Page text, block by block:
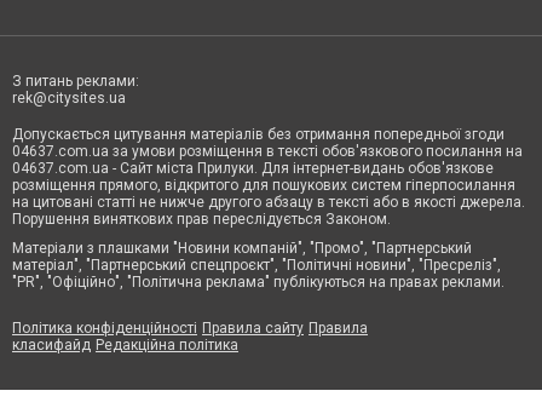
З питань реклами:
rek@citysites.ua
Допускається цитування матеріалів без отримання попередньої згоди
04637.com.ua за умови розміщення в тексті обов'язкового посилання на
04637.com.ua - Сайт міста Прилуки. Для інтернет-видань обов'язкове
розміщення прямого, відкритого для пошукових систем гіперпосилання
на цитовані статті не нижче другого абзацу в тексті або в якості джерела.
Порушення виняткових прав переслідується Законом.
Матеріали з плашками "Новини компаній", "Промо", "Партнерський
матеріал", "Партнерський спецпроєкт", "Політичні новини", "Пресреліз",
"PR", "Офіційно", "Політична реклама" публікуються на правах реклами.
Політика конфіденційності Правила сайту Правила
класифайд Редакційна політика